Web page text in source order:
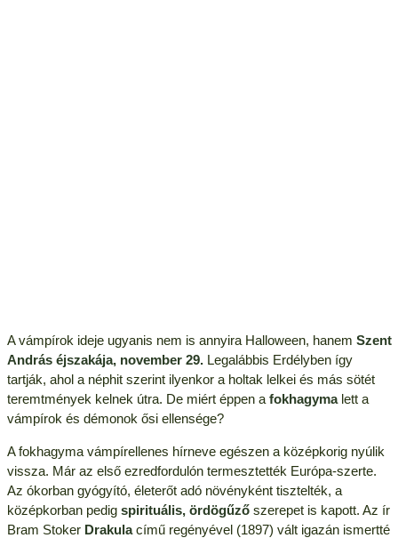
A vámpírok ideje ugyanis nem is annyira Halloween, hanem Szent
András éjszakája, november 29.Legalábbis Erdélyben így
tartják, ahol a néphit szerint ilyenkor a holtak lelkei és más sötét
teremtmények kelnek útra. De miért éppen a fokhagymalett a
vámpírok és démonok ősi ellensége?
A fokhagyma vámpírellenes hírneve egészen a középkorig nyúlik
vissza. Már az első ezredfordulón termesztették Európa-szerte.
Az ókorban gyógyító, életerőt adó növényként tisztelték, a
középkorban pedig spirituális, ördögűzőszerepet is kapott. Az ír
Bram Stoker Drakulacímű regényével (1897) vált igazán ismertté